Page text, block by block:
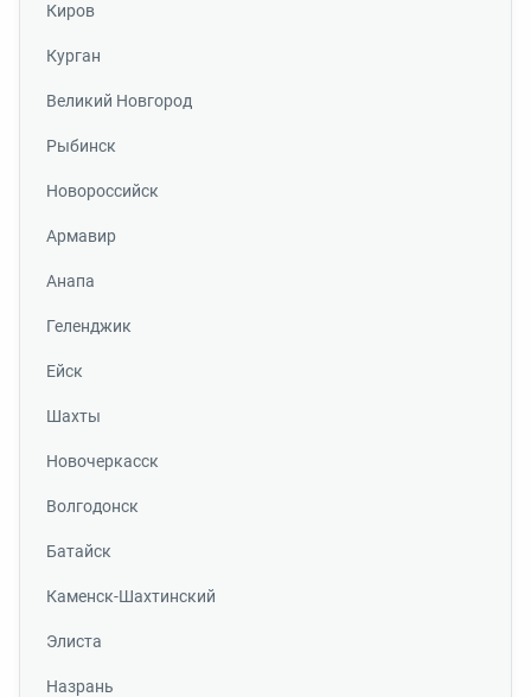
Киров
Курган
Великий Новгород
Рыбинск
Новороссийск
Армавир
Анапа
Геленджик
Ейск
Шахты
Новочеркасск
Волгодонск
Батайск
Каменск-Шахтинский
Элиста
Назрань